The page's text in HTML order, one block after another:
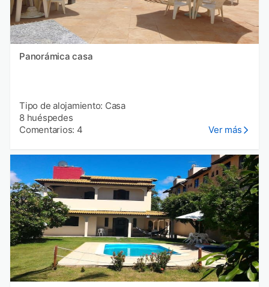
Panorámica casa
Tipo de alojamiento: Casa
8 huéspedes
Comentarios: 4
Ver más